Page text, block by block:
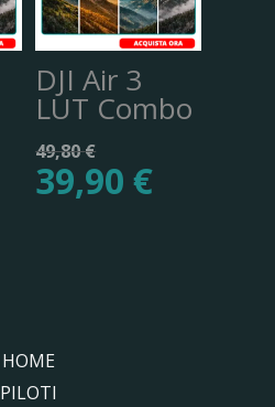
DJI Air 3
LUT Combo
49,80€Il
prezzo
39,90€
HOME
PILOTI